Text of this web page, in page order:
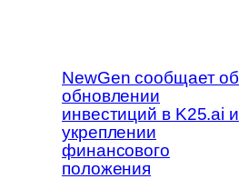
NewGen сообщает об
обновлении
инвестиций в K25.ai и
укреплении
финансового
положения